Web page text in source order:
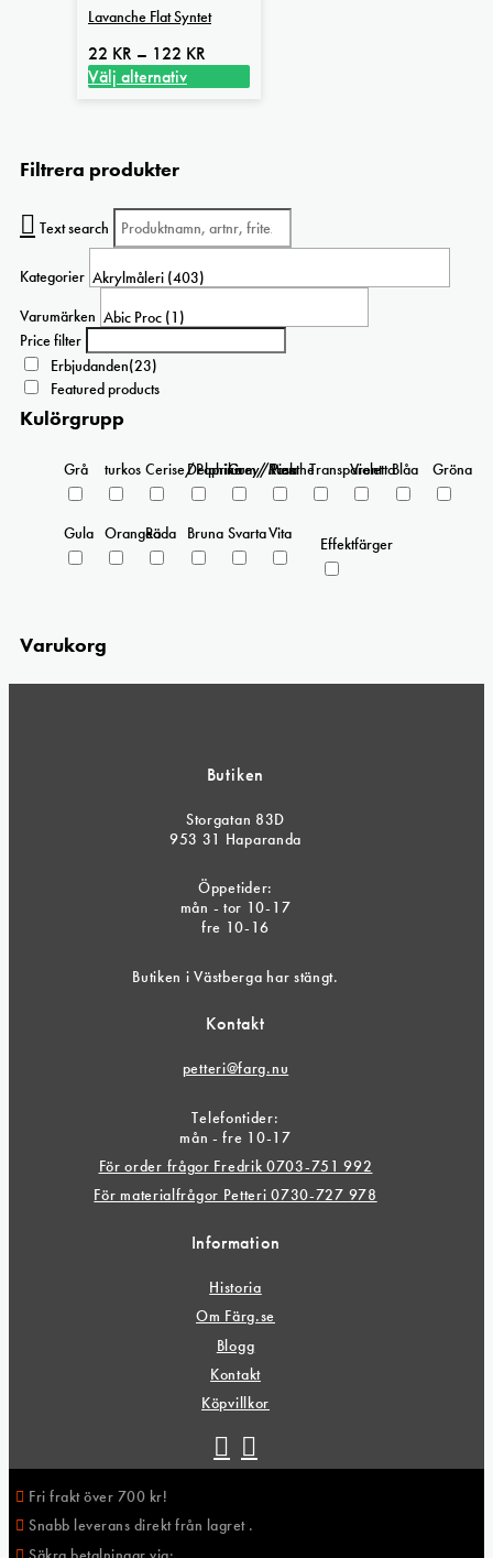
Lavanche Flat Syntet
22 KR – 122 KR
Välj alternativ
har
varianter.
De
alternativen
kan
väljas
på
produktsidan
Filtrera produkter
Text search
Kategorier
Varumärken
Price filter
Erbjudanden(23)
Featured products
Kulörgrupp
Grå turkos Cerise/Paprika
Delphinium/Menthe
Grey/Pink
Rosa Transparent
ViolettaBlåa Gröna
Gula OrangeaRöda Bruna SvartaVita
Effektfärger
Varukorg
Butiken
Storgatan 83D
953 31 Haparanda
Öppetider:
mån - tor 10-17
fre 10-16
Butiken i Västberga har stängt.
Kontakt
petteri@farg.nu
Telefontider:
mån - fre 10-17
För order frågor Fredrik 0703-751 992
För materialfrågor Petteri 0730-727 978
Information
Historia
Om Färg.se
Blogg
Kontakt
Köpvillkor
Fri frakt över 700 kr!
Snabb leverans direkt från lagret .